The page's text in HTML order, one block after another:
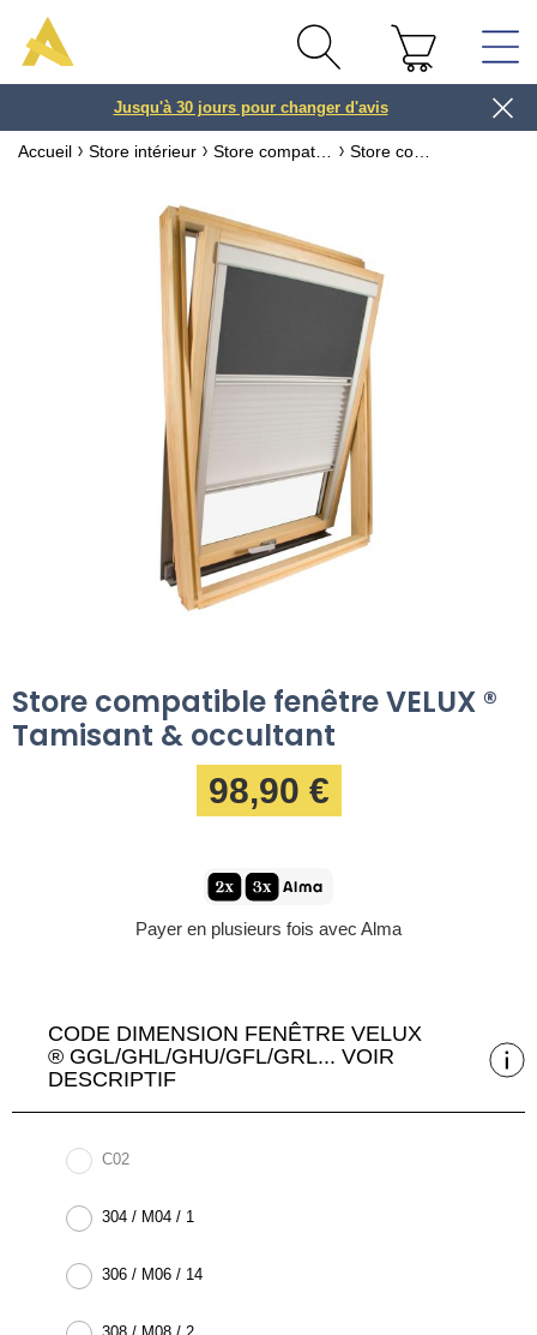
3 ou 4x
Jusqu'à 30 jours pour changer d'avis
Accueil Store intérieur
Store compatible fenêtre VELUX ®
Tamisant & occultant
98,90 €
Payer en plusieurs fois avec Alma
CODE DIMENSION FENÊTRE VELUX
® GGL/GHL/GHU/GFL/GRL... VOIR
DESCRIPTIF
C02
304 / M04 / 1
306 / M06 / 14